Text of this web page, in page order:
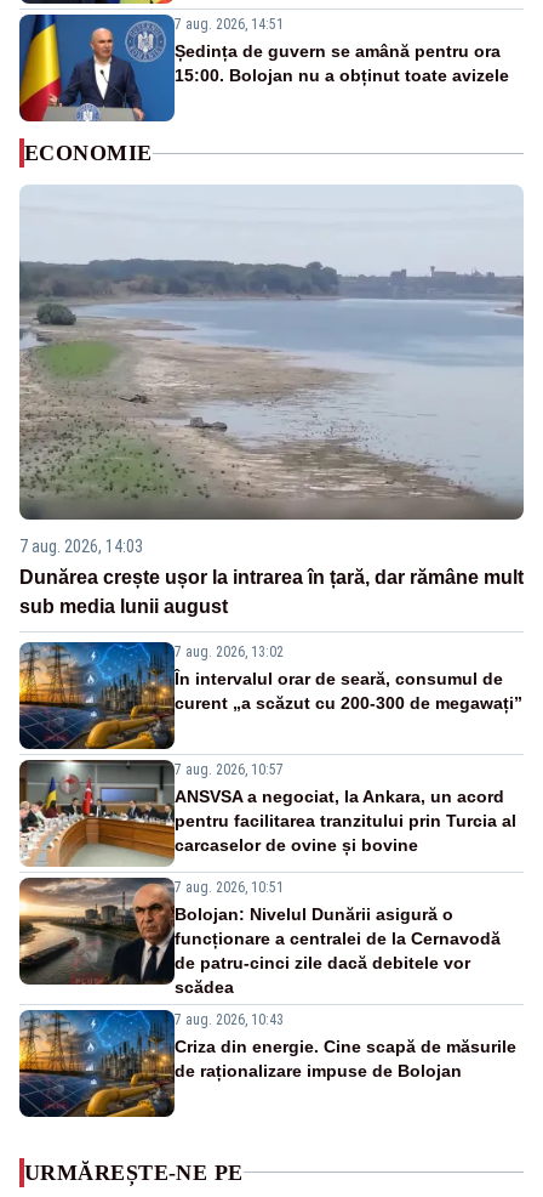
7 aug. 2026, 14:51
Ședința de guvern se amână pentru ora
15:00. Bolojan nu a obținut toate avizele
ECONOMIE
7 aug. 2026, 14:03
Dunărea crește ușor la intrarea în țară, dar rămâne mult
sub media lunii august
7 aug. 2026, 13:02
În intervalul orar de seară, consumul de
curent „a scăzut cu 200-300 de megawați”
7 aug. 2026, 10:57
ANSVSA a negociat, la Ankara, un acord
pentru facilitarea tranzitului prin Turcia al
carcaselor de ovine și bovine
7 aug. 2026, 10:51
Bolojan: Nivelul Dunării asigură o
funcționare a centralei de la Cernavodă
de patru-cinci zile dacă debitele vor
scădea
7 aug. 2026, 10:43
Criza din energie. Cine scapă de măsurile
de raționalizare impuse de Bolojan
URMĂREȘTE-NE PE